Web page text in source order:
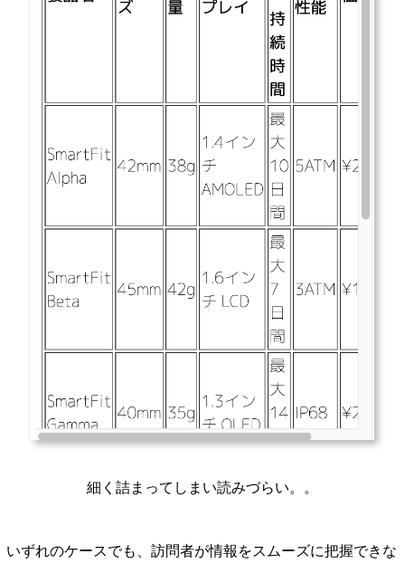
細く詰まってしまい読みづらい。。
いずれのケースでも、訪問者が情報をスムーズに把握できな